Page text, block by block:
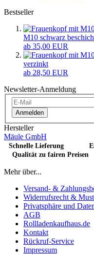
Bestseller
M10 schwarz
ab 35,00 EUR
verzinkt
ab 28,50 EUR
Newsletter-Anmeldung
Anmelden
Hersteller
Mäule GmbH
Schnelle Lieferung
Qualität zu fairen
Mehr über...
Versand- &
Widerrufsrecht &
Privatsphäre und
AGB
Rollladenkaufhaus.de
Kontakt
Rückruf-Service
Impressum